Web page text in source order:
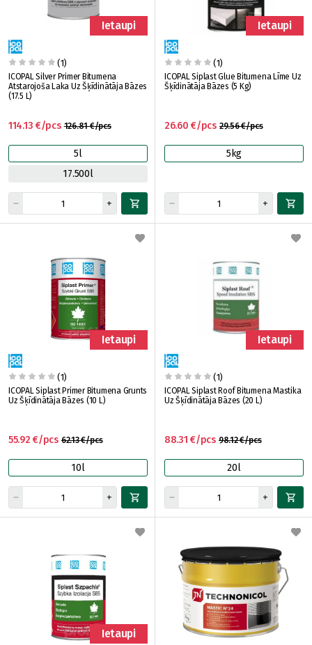
Ietaupi
(1)
ICOPAL Silver Primer Bitumena
Atstarojoša Laka Uz Šķīdinātāja Bāzes
(17.5 L)
126.81 €/pcs
114.13 €/pcs
5l
17.500l
Ietaupi
(1)
ICOPAL Siplast Glue Bitumena Līme Uz
Šķīdinātāja Bāzes (5 Kg)
29.56 €/pcs
26.60 €/pcs
5kg
Ietaupi
(1)
ICOPAL Siplast Primer Bitumena Grunts
Uz Šķīdinātāja Bāzes (10 L)
62.13 €/pcs
55.92 €/pcs
10l
Ietaupi
(1)
ICOPAL Siplast Roof Bitumena Mastika
Uz Šķīdinātāja Bāzes (20 L)
98.12 €/pcs
88.31 €/pcs
20l
Ietaupi